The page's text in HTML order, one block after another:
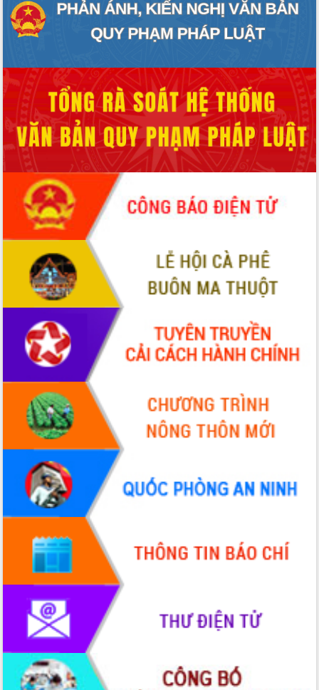
món ăn từ sầu riêng
Đắk Lắk công bố Quy hoạch và xúc
tiến đầu tư tỉnh
ứng để giữ vững thị trường xuất khẩu
Diễn đàn Kinh tế tư nhân Việt Nam đột
phá cơ chế - Hợp tác công tư
Đề án 06 tạo bước ngoặt đột phá trong
cải cách hành chính tỉnh Đắk Lắk
Kết nối tour, đẩy mạnh chuyển đổi số
để phát triển du lịch Đắk Lắk
Khởi động Dự án Đầu tư xây dựng hạ
tầng kỹ thuật Cụm công nghiệp Tân
Tiến
Gặp mặt các cơ quan báo chí nhân Kỷ
niệm 101 năm Ngày Báo chí Cách
mạng Việt Nam
Đắk Lắk sơ kết 4 năm triển khai thực
hiện Đề án 06 của Chính phủ
Họp báo thông tin về Hội nghị Công bố
Quy hoạch và Xúc tiến đầu tư tỉnh Đắk
Lắk
Khơi thông điểm nghẽn, đẩy nhanh
giải ngân vốn khắc phục thiên tai
HĐND tỉnh thông qua điều chỉnh Quy
hoạch tỉnh thời kỳ 2021-2030
Hội thảo góp ý hồ sơ điều chỉnh quy
hoạch tỉnh Đắk Lắk thời kỳ 2021-2030,
tầm nhìn đến năm 2050
Nâng cao hiệu quả hoạt động của các
doanh nghiệp nhà nước
Hội nghị triển khai kết nối mạng
truyền số liệu chuyên dùng phục vụ cơ
quan Đảng, Nhà nước
Lễ phát động chuỗi hoạt động chung
tay làm sạch môi trường
Xã Ea Kar bước chuyển mình trong
công tác cải cách hành chính mô hình
UBND tỉnh họp báo định kỳ tháng 4
năm 2026
Hội thảo khoa học “Giải pháp thúc đẩy
phát triển nền kinh tế xanh tại tỉnh
Đắk Lắk”